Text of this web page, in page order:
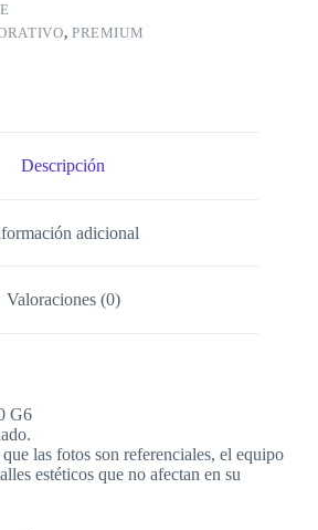
, PREMIUM
Descripción
adicional
Valoraciones (0)
G6
las fotos son referenciales, el equipo
estéticos que no afectan en su